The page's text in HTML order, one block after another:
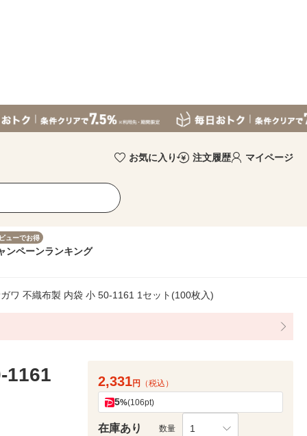
お気に入り 注文履歴 マイページ
ューでお得
ンペーンランキング
ワ 不織布製 内袋 小 50-1161 1セット(100枚入)
1161
2,331円 （税込）
5%(106pt)
在庫あり 数量 1